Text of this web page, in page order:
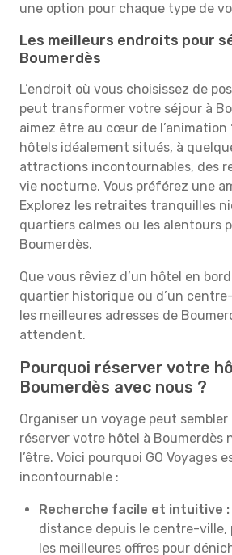
une option pour chaque type de
Les meilleurs endroits pour
Boumerdès
L’endroit où vous choisissez de
peut transformer votre séjour à
aimez être au cœur de l’animation
hôtels idéalement situés, à
attractions incontournables, des
vie nocturne. Vous préférez une
Explorez les retraites tranquilles
quartiers calmes ou les alentours
Boumerdès.
Que vous rêviez d’un hôtel en
quartier historique ou d’un
les meilleures adresses de
attendent.
Pourquoi réserver votre
Boumerdès avec nous ?
Organiser un voyage peut sembler
réserver votre hôtel à Boumerdès
l’être. Voici pourquoi GO Voyages
incontournable :
Recherche facile et intuitive :
distance depuis le centre-ville,
les meilleures offres pour